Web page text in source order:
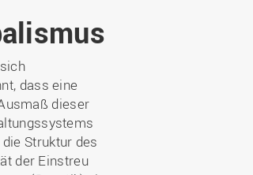
dass eine
dieser
Struktur des
der Einstreu